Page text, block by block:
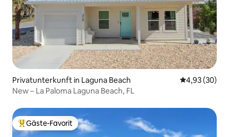
Privatunterkunft in Laguna Beach
4,93 (30)
New – La Paloma Laguna Beach, FL
Beliebter Gäste-Favorit.
Gäste-Favorit